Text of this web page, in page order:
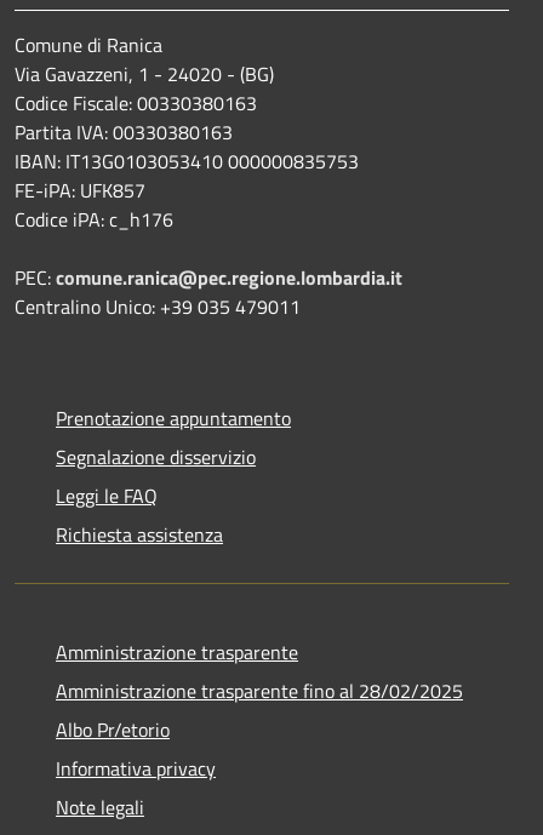
Comune di Ranica
Via Gavazzeni, 1 - 24020 - (BG)
Codice Fiscale: 00330380163
Partita IVA: 00330380163
IBAN: IT13G0103053410 000000835753
FE-iPA: UFK857
Codice iPA: c_h176
PEC:comune.ranica@pec.regione.lombardia.it
Centralino Unico: +39 035 479011
Prenotazione appuntamento
Segnalazione disservizio
Leggi le FAQ
Richiesta assistenza
Amministrazione trasparente
Amministrazione trasparente fino al 28/02/2025
Albo Pr/etorio
Informativa privacy
Note legali